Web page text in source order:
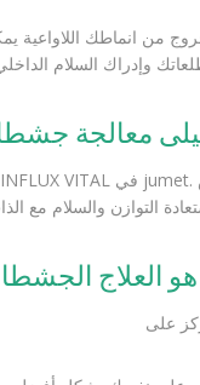
وإدراك السلام